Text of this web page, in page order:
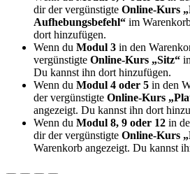
dir der vergünstigte Online-Kurs
Aufhebungsbefehl“ im
dort hinzufügen.
Wenn du Modul 3 in den
vergünstigte Online-Kurs „Sitz“
Du kannst ihn dort hinzufügen.
Wenn du Modul 4 oder 5 in den
der vergünstigte Online-Kurs
angezeigt. Du kannst ihn dort
Wenn du Modul 8, 9 oder 12 in
dir der vergünstigte Online-Kurs
Warenkorb angezeigt. Du kannst